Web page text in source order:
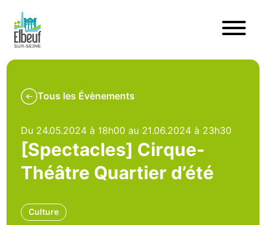
Tous les Évènements
Du 24.05.2024 à 18h00 au 21.06.2024 à 23h30
[Spectacles] Cirque-
Théâtre Quartier d’été
Culture